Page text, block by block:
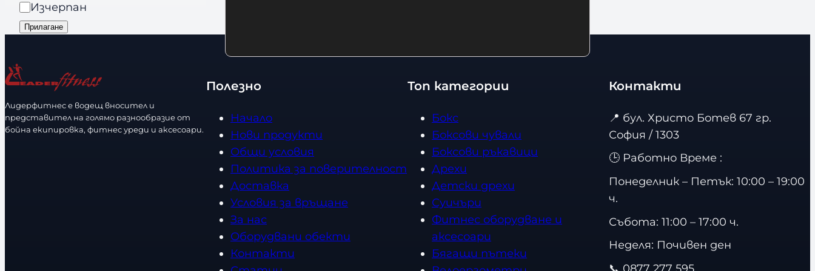
s
а
л
и
н
о
с
т
Изчерпан
Прилагане
с
о
с
в
о
Лидерфитнес е водещ вносител и
представител на голямо разнообразие от
бойна екипировка, фитнес уреди и аксесоари.
Полезно
Начало
Нови продукти
Общи условия
Политика за поверителност
Доставка
Условия за връщане
За нас
Оборудвани обекти
Контакти
Топ категории
Бокс
Боксови чували
Боксови ръкавици
Дрехи
Детски дрехи
Суичъри
Фитнес оборудване и
аксесоари
Бягащи пътеки
Контакти
📍 бул. Христо Ботев 67 гр.
София / 1303
🕒 Работно Време :
Понеделник – Петък: 10:00 – 19:00
ч.
Събота: 11:00 – 17:00 ч.
Неделя: Почивен ден
📞 0877 277 595